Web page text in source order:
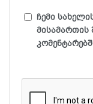
ჩემი
მისამართის